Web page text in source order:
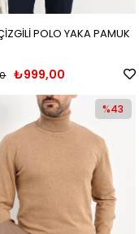
POLO YAKA PAMUK
₺999,00
%43